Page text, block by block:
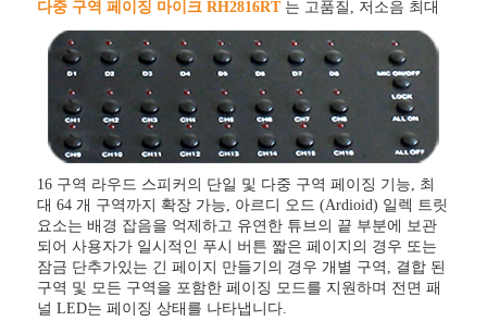
다중 구역 페이징 마이크 RH2816RT는 고품질, 저소음 최대
16 구역 라우드 스피커의 단일 및 다중 구역 페이징 기능, 최
대 64 개 구역까지 확장 가능, 아르디 오드 (Ardioid) 일렉 트릿
요소는 배경 잡음을 억제하고 유연한 튜브의 끝 부분에 보관
되어 사용자가 일시적인 푸시 버튼 짧은 페이지의 경우 또는
잠금 단추가있는 긴 페이지 만들기의 경우 개별 구역, 결합 된
구역 및 모든 구역을 포함한 페이징 모드를 지원하며 전면 패
널 LED는 페이징 상태를 나타냅니다.